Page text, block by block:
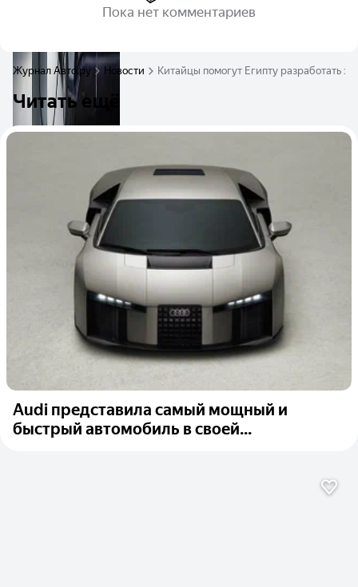
Пока нет комментариев
Журнал Авто.ру Новости Китайцы помогут Египту разработать
Читать ещё
Audi представила самый мощный и
быстрый автомобиль в своей...